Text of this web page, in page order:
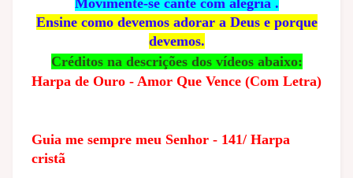
Movimente-se cante com alegria .
Ensine como devemos adorar a Deus e porque
devemos.
Créditos na descrições dos vídeos abaixo:
Harpa de Ouro - Amor Que Vence (Com Letra)
Guia me sempre meu Senhor - 141/ Harpa
cristã